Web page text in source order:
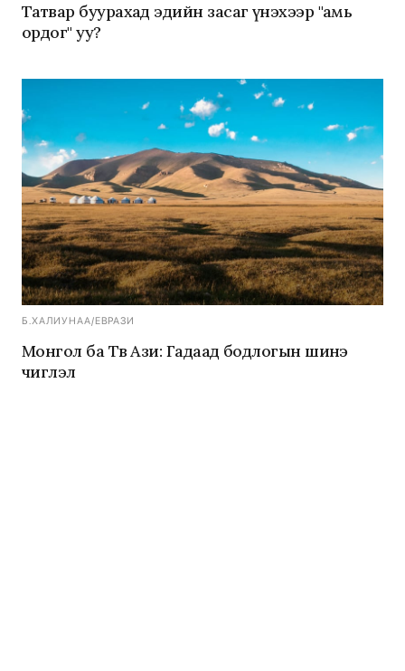
Татвар буурахад эдийн засаг үнэхээр "амь
ордог" уу?
Б.ХАЛИУНАА/ЕВРАЗИ
Монгол ба Төв Ази: Гадаад бодлогын шинэ
чиглэл